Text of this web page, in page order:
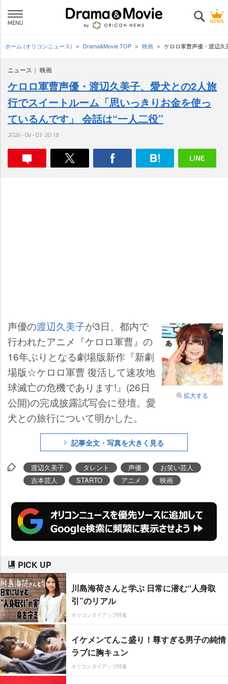
ホーム (オリコンニュース) Drama&Movie TOP 映画 ケロロ軍曹声優・渡辺久
ニュース 映画
ケロロ軍曹声優・渡辺久美子、愛犬との2人旅
行でスイートルーム「思いっきりお金を使っ
ているんです」 会話は“一人二役”
2026-06-03 20:18
拡大する
声優の渡辺久美子が3日、都内で
行われたアニメ『ケロロ軍曹』の
16年ぶりとなる劇場版新作『新劇
場版☆ケロロ軍曹 復活して速攻地
球滅亡の危機であります!』(26日
公開)の完成披露試写会に登壇。愛
犬との旅行について明かした。
記事全文・写真を大きく見る
渡辺久美子 タレント 声優
お笑い芸人
吉本芸人
STARTO アニメ 映画
PICK UP
川島海荷さんと学ぶ 日常に潜む“人身取
引”のリアル
オリコンタイアップ特集
イケメンてんこ盛り！尊すぎる男子の純情
ラブに胸キュン
オリコンタイアップ特集